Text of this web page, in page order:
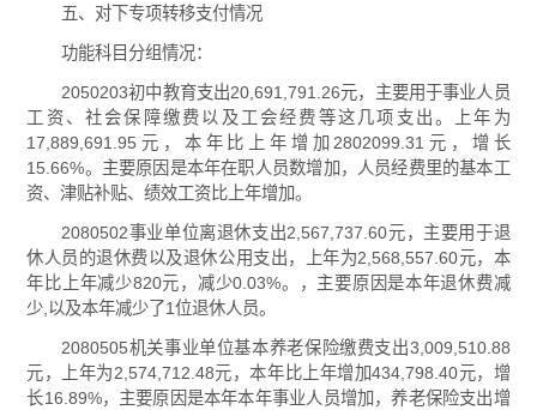
五、对下专项转移支付情况
功能科目分组情况：
2050203初中教育支出20,691,791.26元，主要用于事业人员
工资、社会保障缴费以及工会经费等这几项支出。上年为
17,889,691.95元，本年比上年增加2802099.31元，增长
15.66%。主要原因是本年在职人员数增加，人员经费里的基本工
资、津贴补贴、绩效工资比上年增加。
2080502事业单位离退休支出2,567,737.60元，主要用于退
休人员的退休费以及退休公用支出，上年为2,568,557.60元，本
年比上年减少820元，减少0.03%。，主要原因是本年退休费减
少,以及本年减少了1位退休人员。
2080505机关事业单位基本养老保险缴费支出3,009,510.88
元，上年为2,574,712.48元，本年比上年增加434,798.40元，增
长16.89%，主要原因是本年本年事业人员增加，养老保险支出增